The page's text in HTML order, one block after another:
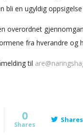
bli en ugyldig
overordnet
fra hverandre og
til
0
Shares
Shares